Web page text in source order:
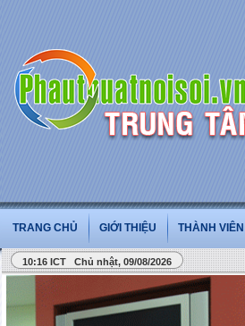
TRANG CHỦ GIỚI THIỆU THÀNH VIÊN
10:16 ICT Chủ nhật, 09/08/2026